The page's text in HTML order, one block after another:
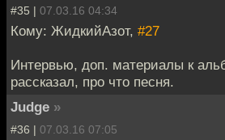
#35 | 07.03.16 04:34
Кому: ЖидкийАзот, #27
Интервью, доп. материалы к
рассказал, про что песня.
Judge »
#36 | 07.03.16 07:05